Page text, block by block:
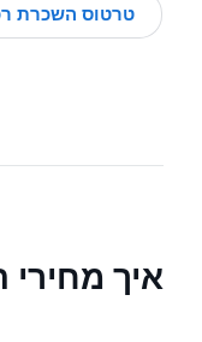
טרטוס השכרת
איך